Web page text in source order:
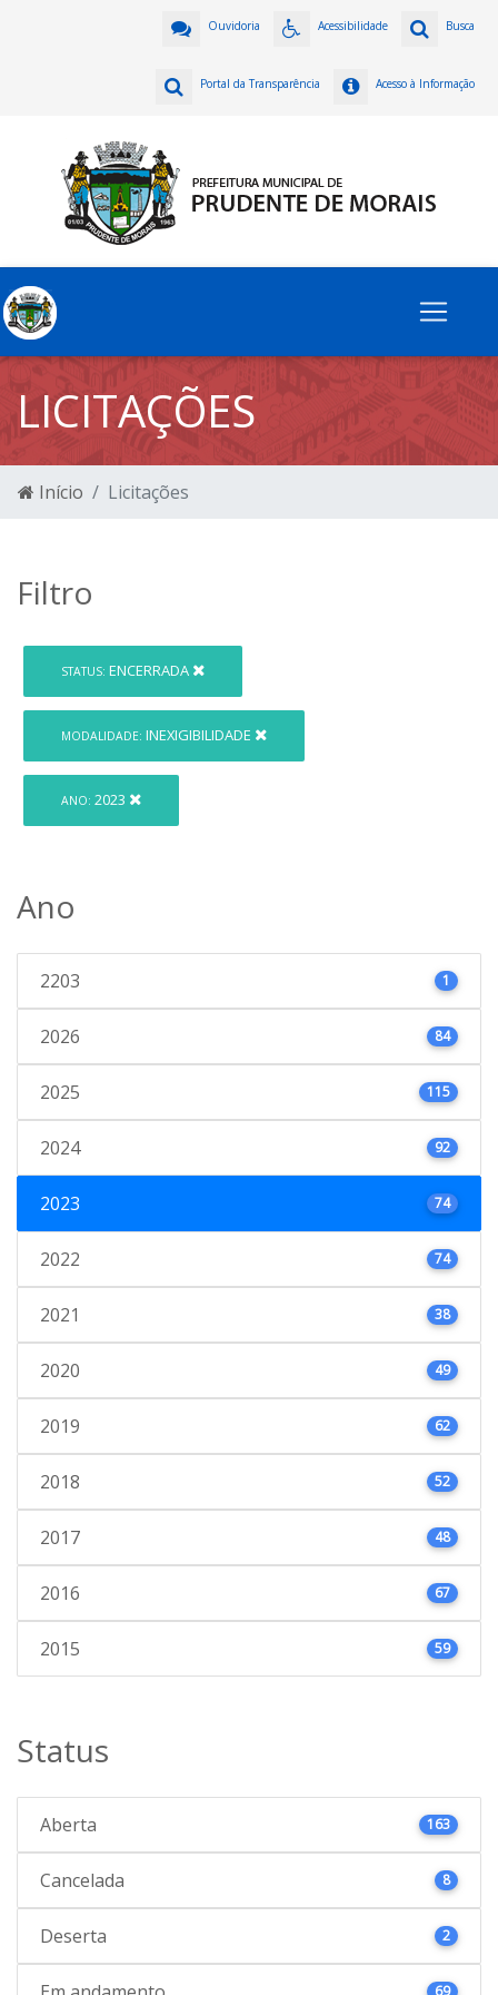
Busca
Acessibilidade
Ouvidoria
Acesso à Informação
Portal da Transparência
LICITAÇÕES
Início Licitações
Filtro
STATUS: ENCERRADA
MODALIDADE: INEXIGIBILIDADE
ANO: 2023
Ano
2203 1
2026 84
2025 115
2024 92
2023 74
2022 74
2021 38
2020 49
2019 62
2018 52
2017 48
2016 67
2015 59
Status
Aberta 163
Cancelada 8
Deserta 2
69